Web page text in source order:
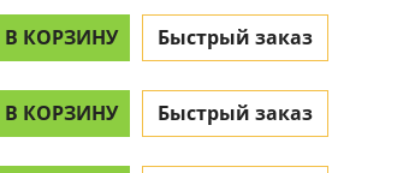
В КОРЗИНУ Быстрый заказ
В КОРЗИНУ Быстрый заказ